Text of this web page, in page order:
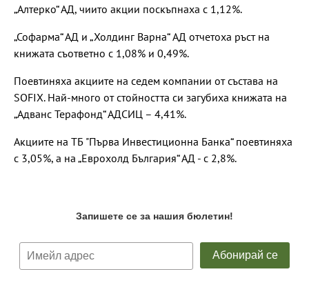
„Алтерко“ АД, чиито акции поскъпнаха с 1,12%.
„Софарма“ АД и „Холдинг Варна“ AД отчетоха ръст на
книжата съответно с 1,08% и 0,49%.
Поевтиняха акциите на седем компании от състава на
SOFIX. Най-много от стойността си загубиха книжата на
„Адванс Терафонд“ АДСИЦ – 4,41%.
Акциите на ТБ "Първа Инвестиционна Банка“ поевтиняха
с 3,05%, а на „Еврохолд България“ АД - с 2,8%.